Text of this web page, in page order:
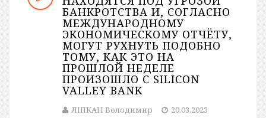
БАНКРОТСТВА И, СОГЛАСНО
МЕЖДУНАРОДНОМУ
ЭКОНОМИЧЕСКОМУ ОТЧЁТУ,
МОГУТ РУХНУТЬ ПОДОБНО
ТОМУ, КАК ЭТО НА
ПРОШЛОЙ НЕДЕЛЕ
ПРОИЗОШЛО С SILICON
VALLEY BANK
ЛІПКАН Володимир
20.03.2023